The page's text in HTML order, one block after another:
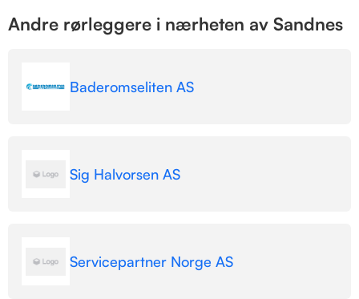
Andre rørleggere i nærheten av Sandnes
Baderomseliten AS
Sig Halvorsen AS
Servicepartner Norge AS